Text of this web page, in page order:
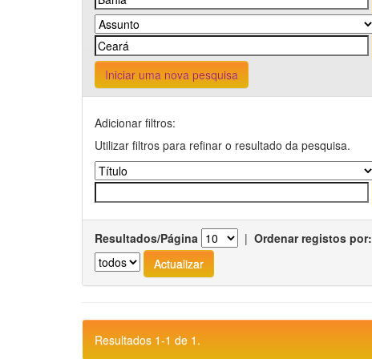
Iniciar uma nova pesquisa
Adicionar filtros:
Utilizar filtros para refinar o resultado da pesquisa.
Resultados/Página | Ordenar registos por:
Resultados 1-1 de 1.